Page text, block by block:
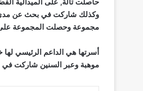
وكذلك شاركت في بحث عن مدى
مجموعة وحصلت المجموعة على 97٪ وكانت أعلى درجة على مستوى مدارس المملكة العربية
أسرتها هي الداعم الرئيسي
موهبة وعبر السنين شاركت في